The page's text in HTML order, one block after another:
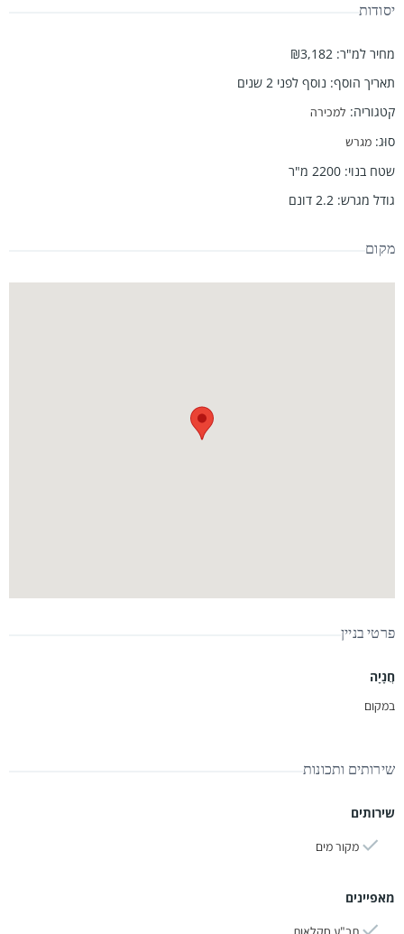
יסודות
מחיר למ"ר:
₪3,182
תאריך הוסף: נוסף לפני 2 שנים
קטגוריה: למכירה
סוּג: מגרש
שטח בנוי:
2200 מ"ר
גודל מגרש:
2.2 דונם
מקום
פרטי בניין
חֲנָיָה
במקום
שירותים ותכונות
שירותים
מקור מים
מאפיינים